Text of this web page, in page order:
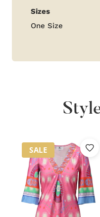
Aanvullende
informatie
Sizes
One Size
SALE